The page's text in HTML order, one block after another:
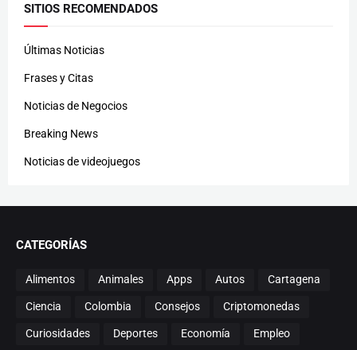
SITIOS RECOMENDADOS
Últimas Noticias
Frases y Citas
Noticias de Negocios
Breaking News
Noticias de videojuegos
CATEGORÍAS
Alimentos Animales Apps Autos Cartagena
Ciencia Colombia Consejos Criptomonedas
Curiosidades Deportes Economía Empleo